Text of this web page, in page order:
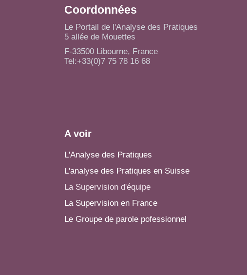
Coordonnées
Le Portail de l'Analyse des Pratiques
5 allée de Mouettes
F-33500 Libourne, France
Tel:+33(0)7 75 78 16 68
A voir
L'Analyse des Pratiques
L'analyse des Pratiques en Suisse
La Supervision d'équipe
La Supervision en France
Le Groupe de parole pofessionnel